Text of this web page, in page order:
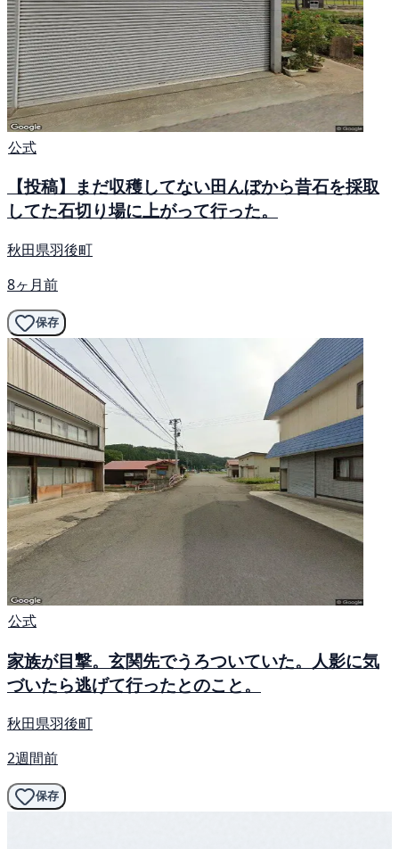
公式
【投稿】まだ収穫してない田んぼから昔石を採取
してた石切り場に上がって行った。
秋田県羽後町
8ヶ月前
保存
公式
家族が目撃。玄関先でうろついていた。人影に気
づいたら逃げて行ったとのこと。
秋田県羽後町
2週間前
保存